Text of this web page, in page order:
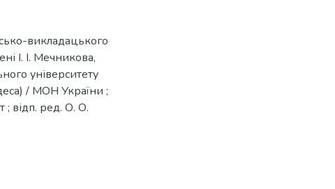
викладацького
І. І. Мечникова,
університету
/ МОН України ;
; відп. ред. О. О.